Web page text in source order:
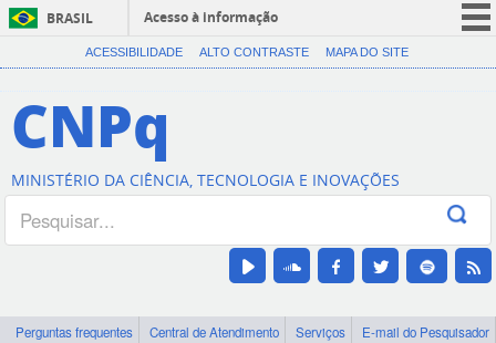
BRASIL
Acesso à informação
CORONAVÍRUS (COVID-19)
Canais
ACESSIBILIDADE ALTO CONTRASTE MAPA DO SITE
CNPq
MINISTÉRIO DA CIÊNCIA, TECNOLOGIA E INOVAÇÕES
Perguntas frequentes Central de Atendimento Serviços
E-mail do Pesquisador